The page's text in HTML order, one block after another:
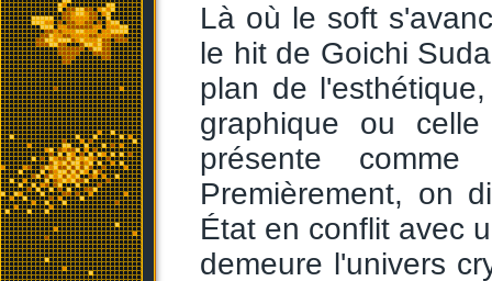
Là où le soft
le hit de Goichi
plan de
graphique ou
présente
Premièrement, on
État en conflit avec
demeure l'univers